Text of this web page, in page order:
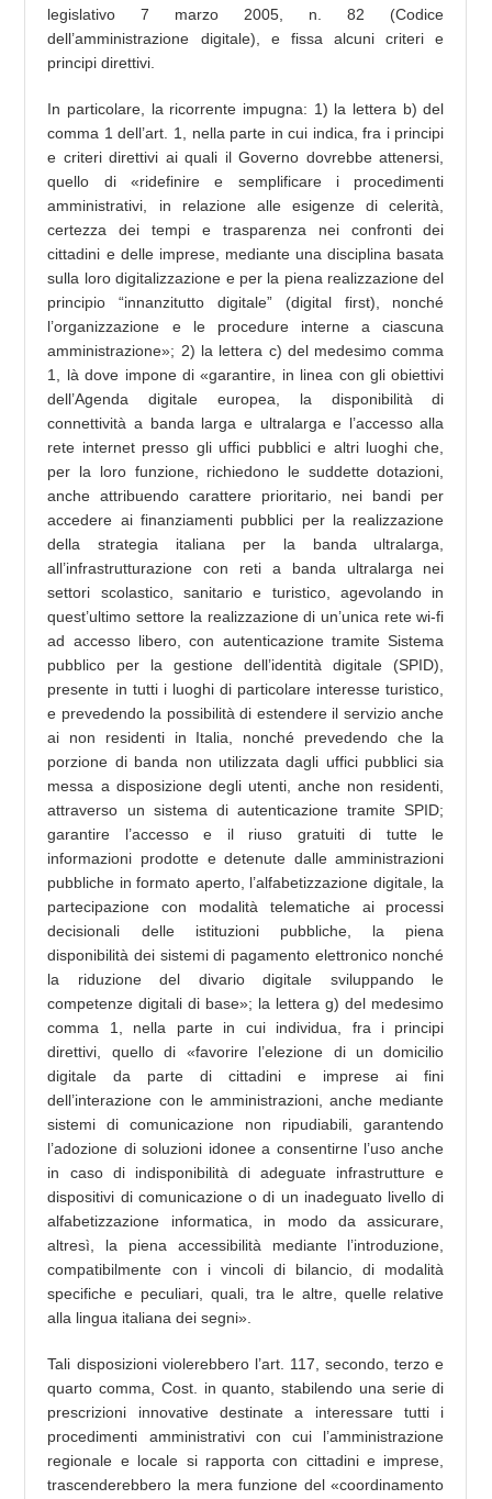
legislativo 7 marzo 2005, n. 82 (Codice
dell’amministrazione digitale), e fissa alcuni criteri e
principi direttivi.
In particolare, la ricorrente impugna: 1) la lettera b) del
comma 1 dell’art. 1, nella parte in cui indica, fra i principi
e criteri direttivi ai quali il Governo dovrebbe attenersi,
quello di «ridefinire e semplificare i procedimenti
amministrativi, in relazione alle esigenze di celerità,
certezza dei tempi e trasparenza nei confronti dei
cittadini e delle imprese, mediante una disciplina basata
sulla loro digitalizzazione e per la piena realizzazione del
principio “innanzitutto digitale” (digital first), nonché
l’organizzazione e le procedure interne a ciascuna
amministrazione»; 2) la lettera c) del medesimo comma
1, là dove impone di «garantire, in linea con gli obiettivi
dell’Agenda digitale europea, la disponibilità di
connettività a banda larga e ultralarga e l’accesso alla
rete internet presso gli uffici pubblici e altri luoghi che,
per la loro funzione, richiedono le suddette dotazioni,
anche attribuendo carattere prioritario, nei bandi per
accedere ai finanziamenti pubblici per la realizzazione
della strategia italiana per la banda ultralarga,
all’infrastrutturazione con reti a banda ultralarga nei
settori scolastico, sanitario e turistico, agevolando in
quest’ultimo settore la realizzazione di un’unica rete wi-fi
ad accesso libero, con autenticazione tramite Sistema
pubblico per la gestione dell’identità digitale (SPID),
presente in tutti i luoghi di particolare interesse turistico,
e prevedendo la possibilità di estendere il servizio anche
ai non residenti in Italia, nonché prevedendo che la
porzione di banda non utilizzata dagli uffici pubblici sia
messa a disposizione degli utenti, anche non residenti,
attraverso un sistema di autenticazione tramite SPID;
garantire l’accesso e il riuso gratuiti di tutte le
informazioni prodotte e detenute dalle amministrazioni
pubbliche in formato aperto, l’alfabetizzazione digitale, la
partecipazione con modalità telematiche ai processi
decisionali delle istituzioni pubbliche, la piena
disponibilità dei sistemi di pagamento elettronico nonché
la riduzione del divario digitale sviluppando le
competenze digitali di base»; la lettera g) del medesimo
comma 1, nella parte in cui individua, fra i principi
direttivi, quello di «favorire l’elezione di un domicilio
digitale da parte di cittadini e imprese ai fini
dell’interazione con le amministrazioni, anche mediante
sistemi di comunicazione non ripudiabili, garantendo
l’adozione di soluzioni idonee a consentirne l’uso anche
in caso di indisponibilità di adeguate infrastrutture e
dispositivi di comunicazione o di un inadeguato livello di
alfabetizzazione informatica, in modo da assicurare,
altresì, la piena accessibilità mediante l’introduzione,
compatibilmente con i vincoli di bilancio, di modalità
specifiche e peculiari, quali, tra le altre, quelle relative
alla lingua italiana dei segni».
Tali disposizioni violerebbero l’art. 117, secondo, terzo e
quarto comma, Cost. in quanto, stabilendo una serie di
prescrizioni innovative destinate a interessare tutti i
procedimenti amministrativi con cui l’amministrazione
regionale e locale si rapporta con cittadini e imprese,
trascenderebbero la mera funzione del «coordinamento